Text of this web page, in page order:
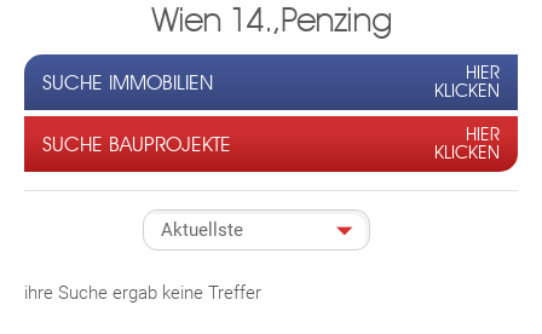
Wien 14.,Penzing
SUCHE IMMOBILIEN
HIER
KLICKEN
SUCHE BAUPROJEKTE
HIER
KLICKEN
ihre Suche ergab keine Treffer